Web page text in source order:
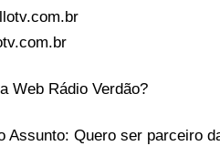
Web Rádio Verdão?
Assunto: Quero ser parceiro